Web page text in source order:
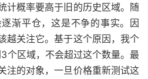
计概率要高于旧的历史区域。随
渐平仓，这是不争的事实。因
越关注它。基于这个原因，我个
个区域，不会超过这个数量。最
注的对象，一旦价格重新测试这